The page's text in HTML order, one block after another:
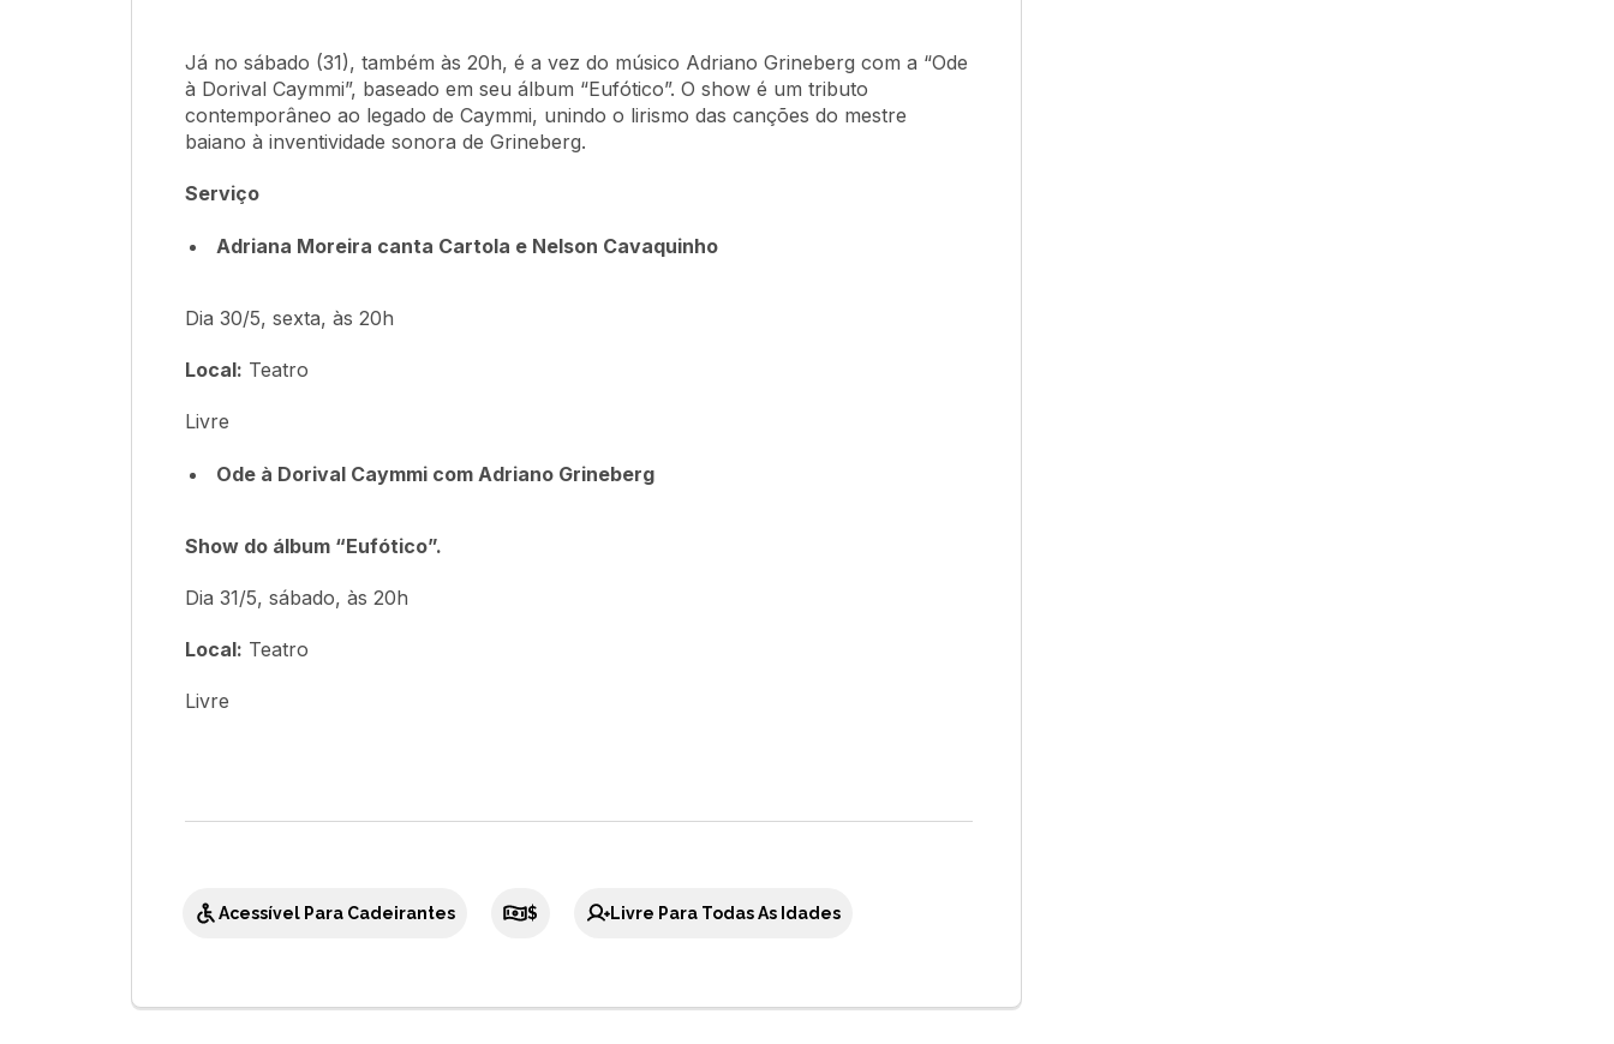
Já no sábado (31), também às 20h, é a vez do músico Adriano Grineberg com a “Ode
à Dorival Caymmi”, baseado em seu álbum “Eufótico”. O show é um tributo
contemporâneo ao legado de Caymmi, unindo o lirismo das canções do mestre
baiano à inventividade sonora de Grineberg.
Serviço
Adriana Moreira canta Cartola e Nelson Cavaquinho
Dia 30/5, sexta, às 20h
Local: Teatro
Livre
Ode à Dorival Caymmi com Adriano Grineberg
Show do álbum “Eufótico”.
Dia 31/5, sábado, às 20h
Local: Teatro
Livre
Acessível Para Cadeirantes $ Livre Para Todas As Idades